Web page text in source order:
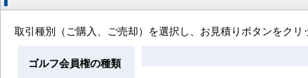
取引種別（ご購入、ご売却）を選択し、お見積りボタンをクリ
ゴルフ会員権の種類